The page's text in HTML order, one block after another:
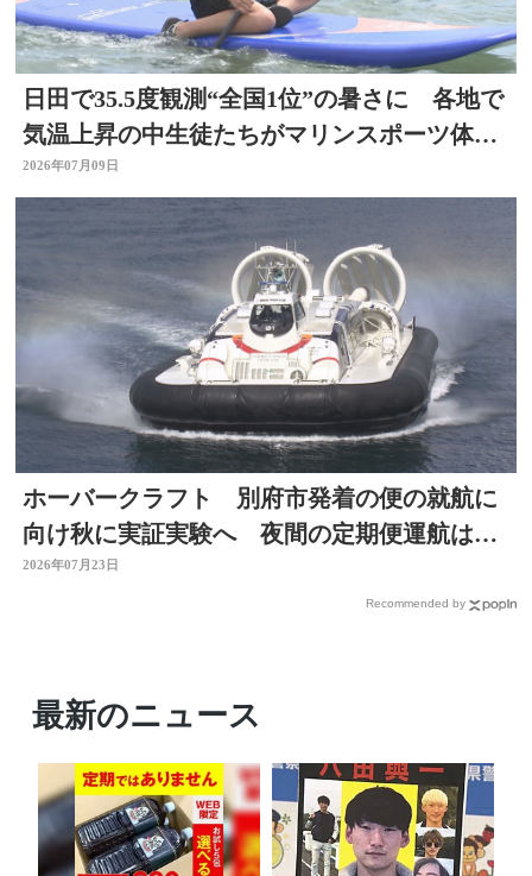
日田で35.5度観測“全国1位”の暑さに 各地で
気温上昇の中生徒たちがマリンスポーツ体
験 大分
2026年07月09日
ホーバークラフト 別府市発着の便の就航に
向け秋に実証実験へ 夜間の定期便運航は８
月中目指す 大分
2026年07月23日
Recommended by
最新のニュース